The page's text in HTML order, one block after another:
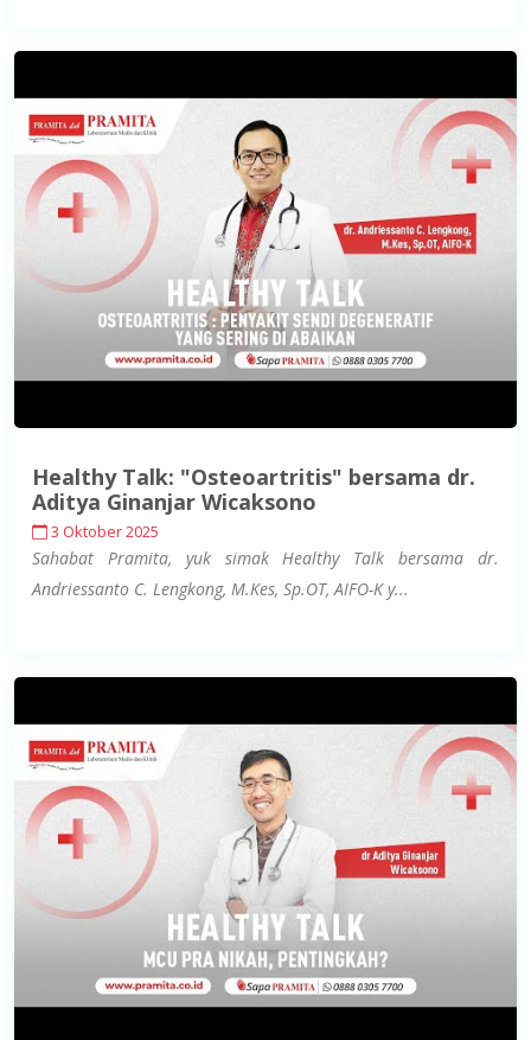
Healthy Talk: "Osteoartritis" bersama dr.
Aditya Ginanjar Wicaksono
3 Oktober 2025
Sahabat Pramita, yuk simak Healthy Talk bersama dr.
Andriessanto C. Lengkong, M.Kes, Sp.OT, AIFO-K y...